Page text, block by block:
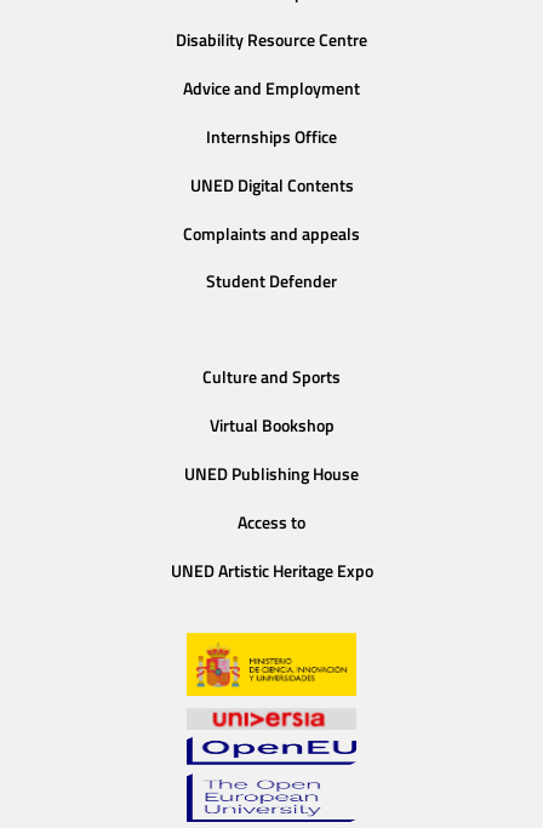
Disability Resource Centre
Advice and Employment
Internships Office
UNED Digital Contents
Complaints and appeals
Student Defender
Culture and Sports
Virtual Bookshop
UNED Publishing House
Access to
UNED Artistic Heritage Expo